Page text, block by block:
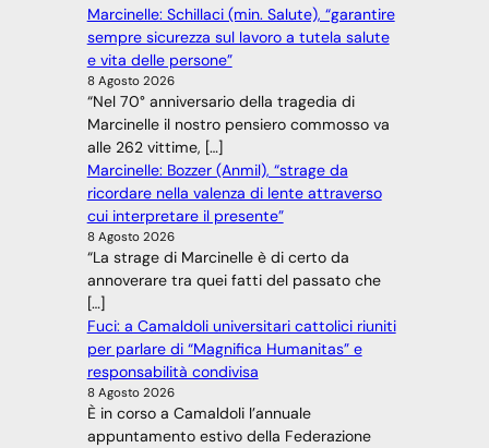
Marcinelle: Schillaci (min. Salute), “garantire
sempre sicurezza sul lavoro a tutela salute
e vita delle persone”
8 Agosto 2026
“Nel 70° anniversario della tragedia di
Marcinelle il nostro pensiero commosso va
alle 262 vittime, […]
Marcinelle: Bozzer (Anmil), “strage da
ricordare nella valenza di lente attraverso
cui interpretare il presente”
8 Agosto 2026
“La strage di Marcinelle è di certo da
annoverare tra quei fatti del passato che
[…]
Fuci: a Camaldoli universitari cattolici riuniti
per parlare di “Magnifica Humanitas” e
responsabilità condivisa
8 Agosto 2026
È in corso a Camaldoli l’annuale
appuntamento estivo della Federazione